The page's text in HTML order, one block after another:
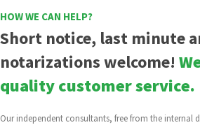
HOW WE CAN HELP?
Short notice, last minute
notarizations welcome!
quality customer service.
Our independent consultants, free from the internal